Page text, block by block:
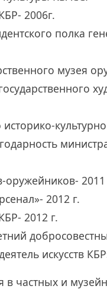
2006г.
полка
музея
оружейников- 2011
2012 г.
2012 г.
искусств
в частных и